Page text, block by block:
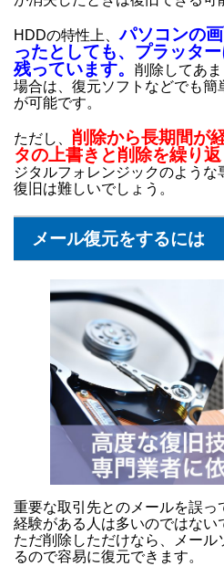
HDDの特性上、パソコンの
ったとしても、プラッタ
残っています。
削除してあ
場合は、復元ソフトなどでも簡
が可能です。
ただし、 削除から長期間が
タの上書きと削除を繰り
ジタルフォレンジックのよう
復旧は難しいでしょう。
メール復元をするには
重要な取引先とのメールを誤っ
経験がある人は多いのではない
ただ削除しただけなら、メー
るので容易に復元できます。